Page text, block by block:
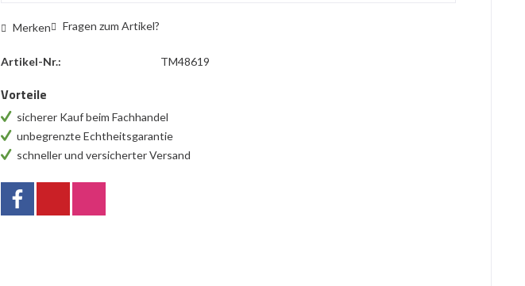
Merken Fragen zum Artikel?
Artikel-Nr.: TM48619
Vorteile
sicherer Kauf beim Fachhandel
unbegrenzte Echtheitsgarantie
schneller und versicherter Versand